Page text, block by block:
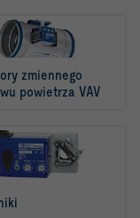
zmiennego
powietrza VAV